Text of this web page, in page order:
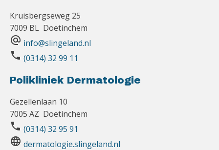
Kruisbergseweg 25
7009 BL Doetinchem
alternate_email info@slingeland.nl
phone (0314) 32 99 11
Polikliniek Dermatologie
Gezellenlaan 10
7005 AZ Doetinchem
phone (0314) 32 95 91
language dermatologie.slingeland.nl